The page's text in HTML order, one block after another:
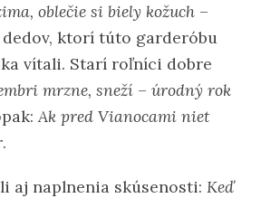
oblečie si biely kožuch –
ktorí túto garderóbu
vítali. Starí roľníci dobre
mrzne, sneží – úrodný rok
Ak pred Vianocami niet
.
aj naplnenia skúsenosti: Keď